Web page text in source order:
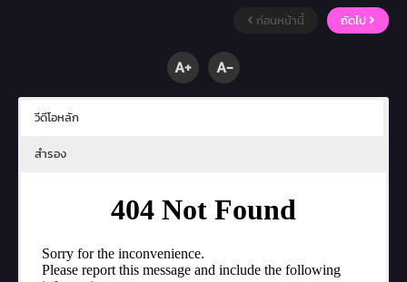
ก่อนหน้านี้ ถัดไป
A+ A-
วีดีโอหลัก
สำรอง